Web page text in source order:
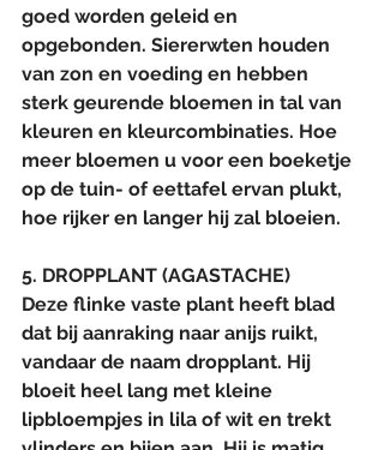
goed worden geleid en
opgebonden. Siererwten houden
van zon en voeding en hebben
sterk geurende bloemen in tal van
kleuren en kleurcombinaties. Hoe
meer bloemen u voor een boeketje
op de tuin- of eettafel ervan plukt,
hoe rijker en langer hij zal bloeien.
5. DROPPLANT (AGASTACHE)
Deze flinke vaste plant heeft blad
dat bij aanraking naar anijs ruikt,
vandaar de naam dropplant. Hij
bloeit heel lang met kleine
lipbloempjes in lila of wit en trekt